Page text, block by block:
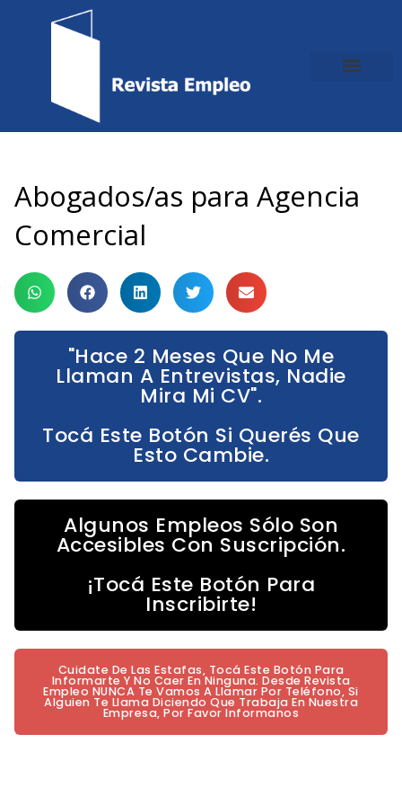
Abogados/as para Agencia
Comercial
"Hace 2 Meses Que No Me
Llaman A Entrevistas, Nadie
Mira Mi CV".
Tocá Este Botón Si Querés Que
Esto Cambie.
Algunos Empleos Sólo Son
Accesibles Con Suscripción.
¡Tocá Este Botón Para
Inscribirte!
Cuidate De Las Estafas, Tocá Este Botón Para
Informarte Y No Caer En Ninguna. Desde Revista
Empleo NUNCA Te Vamos A Llamar Por Teléfono, Si
Alguien Te Llama Diciendo Que Trabaja En Nuestra
Empresa, Por Favor Informanos